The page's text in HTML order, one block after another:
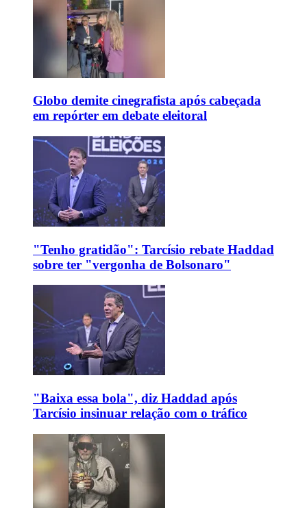
Globo demite cinegrafista após cabeçada
em repórter em debate eleitoral
"Tenho gratidão": Tarcísio rebate Haddad
sobre ter "vergonha de Bolsonaro"
"Baixa essa bola", diz Haddad após
Tarcísio insinuar relação com o tráfico